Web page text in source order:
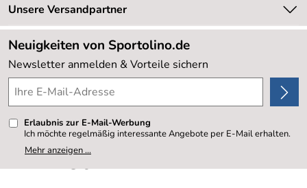
Retourenabwicklung
Lieferbedingungen
Kundenlogin
Neu
Sale %
Kundenbewertungen (20.177)
4,8/5*****
Unsere Versandpartner
Neuigkeiten von Sportolino.de
Newsletter anmelden & Vorteile sichern
Erlaubnis zur E-Mail-Werbung
Ich möchte regelmäßig interessante Angebote per E-Mail erhalten.
Meine E-Mail-Adresse wird nicht an andere Unternehmen
weitergegeben. Zu statistischen Zwecken wird in anonymer Form
Mehr anzeigen ...